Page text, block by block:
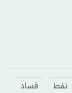
نفط
فساد